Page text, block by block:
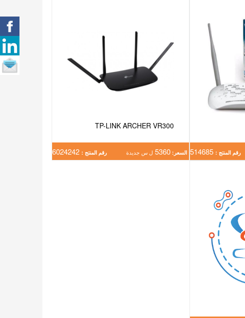
رقم المنتج :
TP-LINK ARCHER VR300
السعر: 5360 ل س جديدة رقم المنتج :